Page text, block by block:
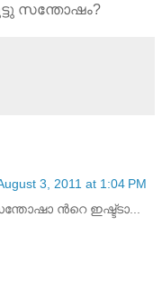
സന്തോഷം?
3, 2011 at 1:04 PM
ന്‍റെ ഇഷ്ട്ടാ...